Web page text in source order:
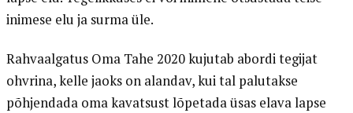
inimese elu ja surma üle.
Rahvaalgatus Oma Tahe 2020 kujutab abordi tegijat
ohvrina, kelle jaoks on alandav, kui tal palutakse
põhjendada oma kavatsust lõpetada üsas elava lapse